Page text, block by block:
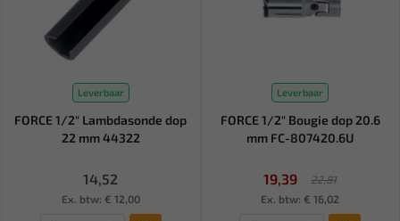
Leverbaar
FORCE 1/2" Lambdasonde dop
22 mm 44322
14,52
Ex. btw: € 12,00
Leverbaar
FORCE 1/2" Bougie dop 20.6
mm FC-807420.6U
19,39
22,81
Ex. btw: € 16,02